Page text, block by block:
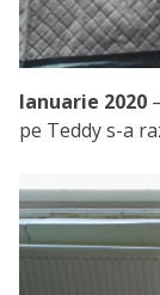
Ianuarie 2020
pe Teddy s-a